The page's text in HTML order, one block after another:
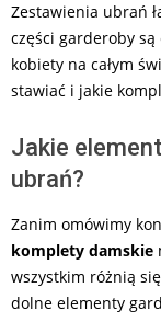
Zestawienia ubrań
części garderoby
kobiety na całym
stawiać i jakie
Jakie
ubrań?
Zanim omówimy
komplety damskie
wszystkim różnią
dolne elementy